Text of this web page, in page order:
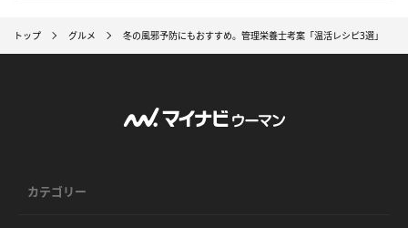
トップ グルメ 冬の風邪予防にもおすすめ。管理栄養士考案「温活レシピ3選」
カテゴリー